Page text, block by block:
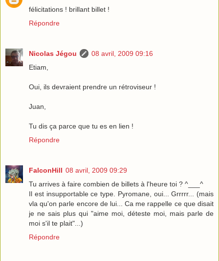
félicitations ! brillant billet !
Répondre
Nicolas Jégou
08 avril, 2009 09:16
Etiam,
Oui, ils devraient prendre un rétroviseur !
Juan,
Tu dis ça parce que tu es en lien !
Répondre
FalconHill 08 avril, 2009 09:29
Tu arrives à faire combien de billets à l'heure toi ? ^___^
Il est insupportable ce type. Pyromane, oui... Grrrrr... (mais
vla qu'on parle encore de lui... Ca me rappelle ce que disait
je ne sais plus qui "aime moi, déteste moi, mais parle de
moi s'il te plait"...)
Répondre